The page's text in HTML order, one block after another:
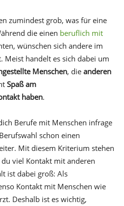
zumindest grob, was für eine
die einen beruflich mit
wünschen sich andere im
Meist handelt es sich dabei um
Menschen, die anderen
Spaß am
haben.
Berufe mit Menschen infrage
schon einen
Mit diesem Kriterium stehen
viel Kontakt mit anderen
ist dabei groß: Als
Kontakt mit Menschen wie
Deshalb ist es wichtig,